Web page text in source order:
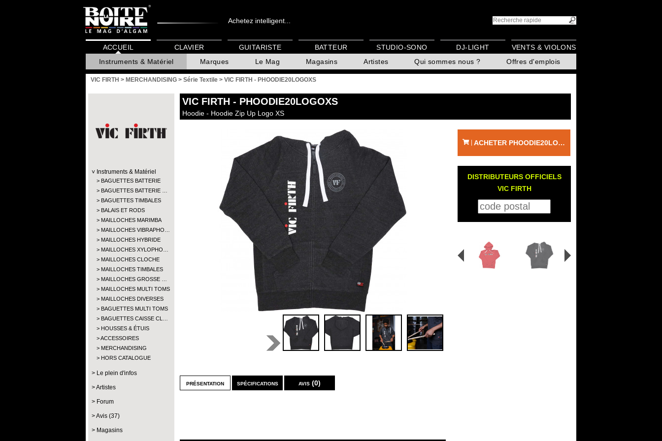
Achetez intelligent...
ACCUEIL
Instruments & Matériel
Marques Le Mag Magasins Artistes Qui sommes nous ? Offres d'emplois
CLAVIER GUITARISTE BATTEUR STUDIO-SONO DJ-LIGHT VENTS & VIOLONS
VIC FIRTH > MERCHANDISING > Série Textile > VIC FIRTH - PHOODIE20LOGOXS
Instruments & Matériel
BAGUETTES BATTERIE
BAGUETTES BATTERIE …
BAGUETTES TIMBALES
BALAIS ET RODS
MAILLOCHES MARIMBA
MAILLOCHES VIBRAPHO…
MAILLOCHES HYBRIDE
MAILLOCHES XYLOPHO…
MAILLOCHES CLOCHE
MAILLOCHES TIMBALES
MAILLOCHES GROSSE …
MAILLOCHES MULTI TOMS
MAILLOCHES DIVERSES
BAGUETTES MULTI TOMS
BAGUETTES CAISSE CL…
HOUSSES & ÉTUIS
ACCESSOIRES
MERCHANDISING
HORS CATALOGUE
Le plein d'infos
Artistes
Forum
Avis (37)
Magasins
VIC FIRTH - PHOODIE20LOGOXS
Hoodie - Hoodie Zip Up Logo XS
présentation spécifications avis (0)
ACHETER PHOODIE20LOGOXS - VIC FIRTH
DISTRIBUTEURS OFFICIELS
VIC FIRTH